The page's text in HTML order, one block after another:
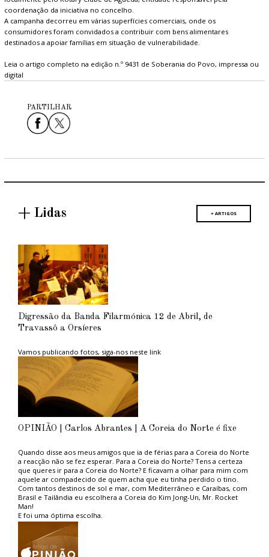
coordenação da iniciativa no concelho.
A campanha decorreu em várias superfícies comerciais, onde os
consumidores foram convidados a contribuir com bens alimentares
destinados a apoiar famílias em situação de vulnerabilidade.
Leia o artigo completo na edição n.º 9431 de Soberania do Povo, impressa ou
digital
PARTILHAR
+ Lidas + ARTIGOS
Digressão da Banda Filarmónica 12 de Abril, de
Travassô a Orsíeres
Vamos publicando fotos, siga-nos neste link
OPINIÃO | Carlos Abrantes | A Coreia do Norte é fixe
Quando disse aos meus amigos que ia de férias para a Coreia do Norte
a reacção não se fez esperar. Para a Coreia do Norte? Tens a certeza
que queres ir para a Coreia do Norte? E ficavam a olhar para mim com
aquele ar compadecido de quem acha que eu tinha perdido o tino.
Com tantos destinos de sol e mar, com Mediterrâneo e Caraíbas, com
Brasil e Tailândia eu escolhera a Coreia do Kim Jong-Un, Mr. Rocket
Man!
E foi uma óptima escolha.
Aconselho aos ambientalistas do PAN, tão na moda, e aos amantes das
grandes causas politicamente correctas, uma estadia naquele paraíso
ambiental. Não sofrerão com os engarrafamentos das grandes
metrópoles capitalistas porque em Pyongyang, a capital, praticamente